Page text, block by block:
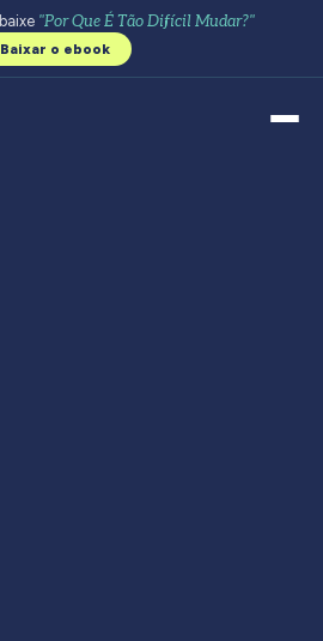
baixe "Por Que É Tão Difícil Mudar?"
Baixar o ebook